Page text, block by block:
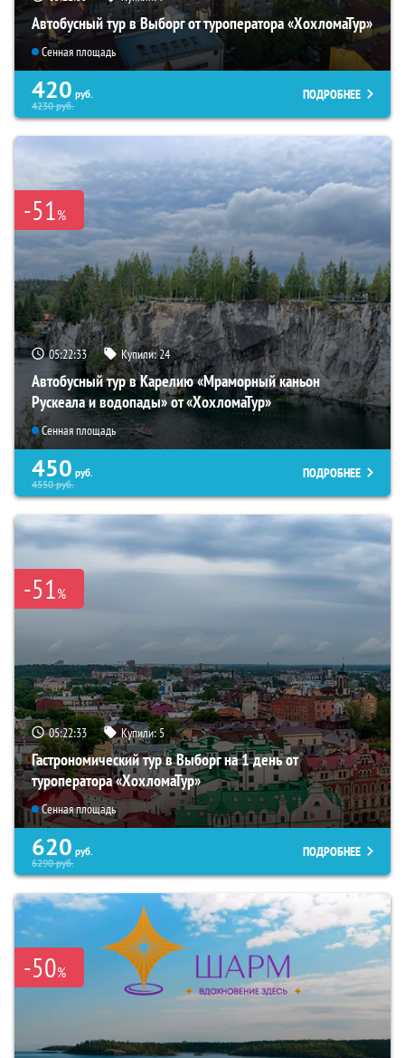
Автобусный тур в Выборг от туроператора «ХохломаТур»
Сенная площадь
420 руб.
4230руб.
ПОДРОБНЕЕ
-51%
05:22:31 Купили:24
Автобусный тур в Карелию «Мраморный каньон
Рускеала и водопады» от «ХохломаТур»
Сенная площадь
450 руб.
4550руб.
ПОДРОБНЕЕ
-51%
05:22:31 Купили:5
Гастрономический тур в Выборг на 1 день от
туроператора «ХохломаТур»
Сенная площадь
620 руб.
6290руб.
ПОДРОБНЕЕ
-50%